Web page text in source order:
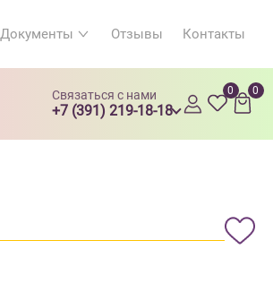
Документы Отзывы Контакты
Связаться с нами
+7 (391) 219-18-18
0 0